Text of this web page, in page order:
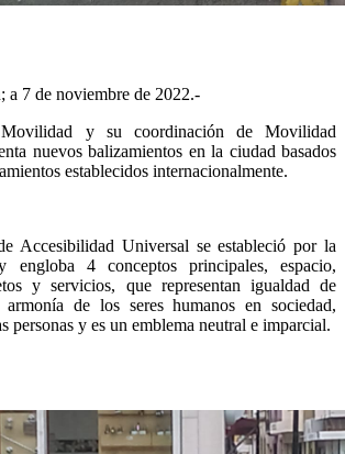
a 7 de noviembre de 2022.-
y su coordinación de Movilidad
nuevos balizamientos en la ciudad basados
establecidos internacionalmente.
Accesibilidad Universal se estableció por la
4 conceptos principales, espacio,
y servicios, que representan igualdad de
armonía de los seres humanos en sociedad,
personas y es un emblema neutral e imparcial.